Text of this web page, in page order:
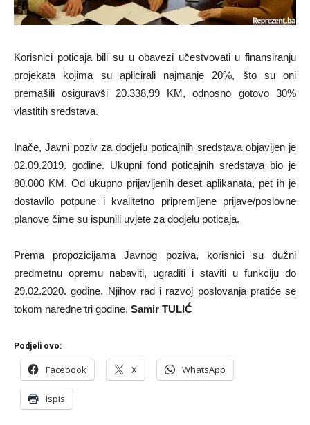
Korisnici poticaja bili su u obavezi učestvovati u finansiranju
projekata kojima su aplicirali najmanje 20%, što su oni
premašili osiguravši 20.338,99 KM, odnosno gotovo 30%
vlastitih sredstava.
Inače, Javni poziv za dodjelu poticajnih sredstava objavljen je
02.09.2019. godine. Ukupni fond poticajnih sredstava bio je
80.000 KM. Od ukupno prijavljenih deset aplikanata, pet ih je
dostavilo potpune i kvalitetno pripremljene prijave/poslovne
planove čime su ispunili uvjete za dodjelu poticaja.
Prema propozicijama Javnog poziva, korisnici su dužni
predmetnu opremu nabaviti, ugraditi i staviti u funkciju do
29.02.2020. godine. Njihov rad i razvoj poslovanja pratiće se
tokom naredne tri godine. Samir TULIĆ
Podjeli ovo:
Facebook X WhatsApp
Ispis